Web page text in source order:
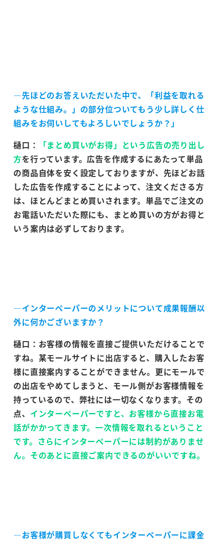
―先ほどのお答えいただいた中で、「利益を取れる
ような仕組み。」の部分位ついてもう少し詳しく仕
組みをお伺いしてもよろしいでしょうか？」
樋口：
「まとめ買いがお得」という広告の売り出し
方を行っています。広告を作成するにあたって単品
の商品自体を安く設定しておりますが、先ほどお話
した広告を作成することによって、注文くださる方
は、ほとんどまとめ買いされます。単品でご注文の
お電話いただいた際にも、まとめ買いの方がお得と
いう案内は必ずしております。
―インターペーパーのメリットについて成果報酬以
外に何かございますか？
樋口：お客様の情報を直接ご提供いただけることで
すね。某モールサイトに出店すると、購入したお客
様に直接案内することができません。更にモールで
の出店をやめてしまうと、モール側がお客様情報を
持っているので、弊社には一切なくなります。その
点、 インターペーパーですと、お客様から直接お電
話がかかってきます。一次情報を取れるということ
です。さらにインターペーパーには制約がありませ
ん。そのあとに直接ご案内できるのがいいですね。
―お客様が購買しなくてもインターペーパーに課金